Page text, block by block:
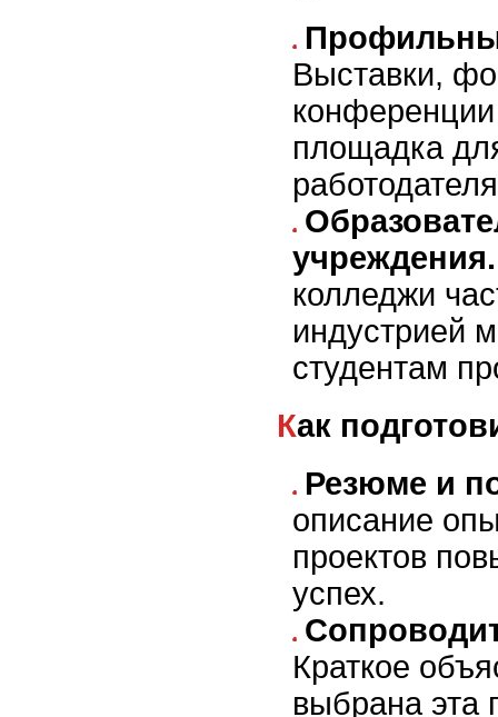
Выставки,
площадка
учреждения.
колледжи
индустрией
студентам
Как
Резюме и
описание
проектов
успех.
Краткое
выбрана эта